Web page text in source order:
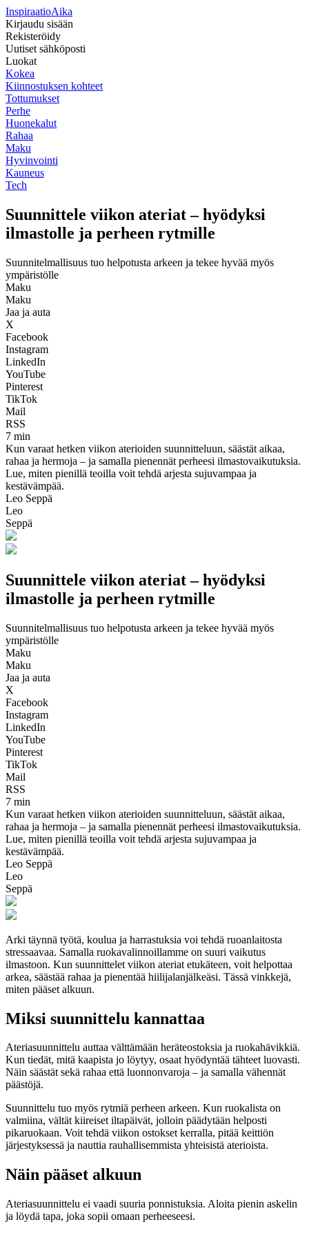
InspiraatioAika
Kirjaudu sisään
Rekisteröidy
Uutiset sähköposti
Luokat
Kokea
Kiinnostuksen kohteet
Tottumukset
Perhe
Huonekalut
Rahaa
Maku
Hyvinvointi
Kauneus
Tech
Suunnittele viikon ateriat – hyödyksi
ilmastolle ja perheen rytmille
Suunnitelmallisuus tuo helpotusta arkeen ja tekee hyvää myös
ympäristölle
Maku
Maku
Jaa ja auta
X
Facebook
Instagram
LinkedIn
YouTube
Pinterest
TikTok
Mail
RSS
7 min
Kun varaat hetken viikon aterioiden suunnitteluun, säästät aikaa,
rahaa ja hermoja – ja samalla pienennät perheesi ilmastovaikutuksia.
Lue, miten pienillä teoilla voit tehdä arjesta sujuvampaa ja
kestävämpää.
Leo Seppä
Leo
Seppä
Suunnittele viikon ateriat – hyödyksi
ilmastolle ja perheen rytmille
Suunnitelmallisuus tuo helpotusta arkeen ja tekee hyvää myös
ympäristölle
Maku
Maku
Jaa ja auta
X
Facebook
Instagram
LinkedIn
YouTube
Pinterest
TikTok
Mail
RSS
7 min
Kun varaat hetken viikon aterioiden suunnitteluun, säästät aikaa,
rahaa ja hermoja – ja samalla pienennät perheesi ilmastovaikutuksia.
Lue, miten pienillä teoilla voit tehdä arjesta sujuvampaa ja
kestävämpää.
Leo Seppä
Leo
Seppä
Arki täynnä työtä, koulua ja harrastuksia voi tehdä ruoanlaitosta
stressaavaa. Samalla ruokavalinnoillamme on suuri vaikutus
ilmastoon. Kun suunnittelet viikon ateriat etukäteen, voit helpottaa
arkea, säästää rahaa ja pienentää hiilijalanjälkeäsi. Tässä vinkkejä,
miten pääset alkuun.
Miksi suunnittelu kannattaa
Ateriasuunnittelu auttaa välttämään heräteostoksia ja ruokahävikkiä.
Kun tiedät, mitä kaapista jo löytyy, osaat hyödyntää tähteet luovasti.
Näin säästät sekä rahaa että luonnonvaroja – ja samalla vähennät
päästöjä.
Suunnittelu tuo myös rytmiä perheen arkeen. Kun ruokalista on
valmiina, vältät kiireiset iltapäivät, jolloin päädytään helposti
pikaruokaan. Voit tehdä viikon ostokset kerralla, pitää keittiön
järjestyksessä ja nauttia rauhallisemmista yhteisistä aterioista.
Näin pääset alkuun
Ateriasuunnittelu ei vaadi suuria ponnistuksia. Aloita pienin askelin
ja löydä tapa, joka sopii omaan perheeseesi.